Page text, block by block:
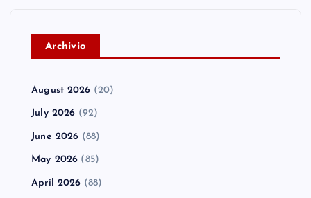
Archivio
August 2026 (20)
July 2026 (92)
June 2026 (88)
May 2026 (85)
April 2026 (88)